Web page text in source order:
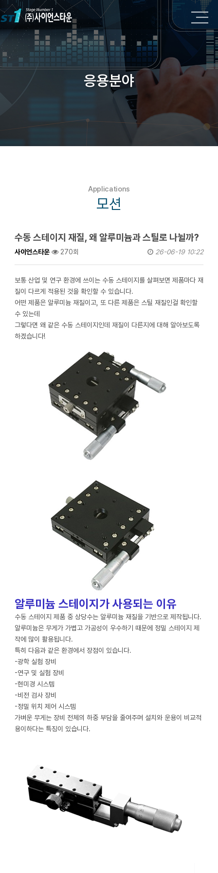
응용분야
Applications
모션
수동 스테이지 재질, 왜 알루미늄과 스틸로 나뉠까?
사이언스타운 270회 26-06-19 10:22
보통 산업 및 연구 환경에 쓰이는 수동 스테이지를 살펴보면 제품마다 재
질이 다르게 적용된 것을 확인할 수 있습니다.
어떤 제품은 알루미늄 재질이고, 또 다른 제품은 스틸 재질인걸 확인할
수 있는데
그렇다면 왜 같은 수동 스테이지인데 재질이 다른지에 대해 알아보도록
하겠습니다!
알루미늄 스테이지가 사용되는 이유
수동 스테이지 제품 중 상당수는 알루미늄 재질을 기반으로 제작됩니다.
알루미늄은 무게가 가볍고 가공성이 우수하기 때문에 정밀 스테이지 제
작에 많이 활용됩니다.
특히 다음과 같은 환경에서 장점이 있습니다.
-광학 실험 장비
-연구 및 실험 장비
-현미경 시스템
-비전 검사 장비
-정밀 위치 제어 시스템
가벼운 무게는 장비 전체의 하중 부담을 줄여주며 설치와 운용이 비교적
용이하다는 특징이 있습니다.